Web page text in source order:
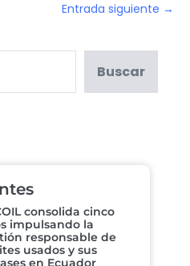
Entrada siguiente →
Buscar
consolida cinco
impulsando la
responsable de
usados y sus
en Ecuador